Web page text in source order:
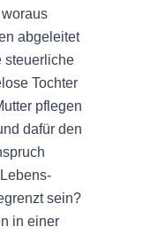
abgeleitet
steuerliche
Tochter
pflegen
dafür den
Lebens­
sein?
in einer